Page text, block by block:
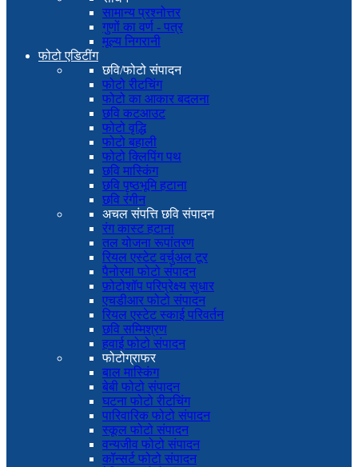
सामान्य प्रश्नोत्तर
गुणों का वर्ण - पत्र
मूल्य निगरानी
फोटो एडिटींग
छवि/फोटो संपादन
फोटो रीटचिंग
फोटो का आकार बदलना
छवि कटआउट
फोटो वृद्धि
फोटो बहाली
फोटो क्लिपिंग पथ
छवि मास्किंग
छवि पृष्ठभूमि हटाना
छवि रंगीन
अचल संपत्ति छवि संपादन
रंग कास्ट हटाना
तल योजना रूपांतरण
रियल एस्टेट वर्चुअल टूर
पैनोरमा फोटो संपादन
फ़ोटोशॉप परिप्रेक्ष्य सुधार
एचडीआर फोटो संपादन
रियल एस्टेट स्काई परिवर्तन
छवि सम्मिश्रण
हवाई फोटो संपादन
फोटोग्राफर
बाल मास्किंग
बेबी फोटो संपादन
घटना फोटो रीटचिंग
पारिवारिक फोटो संपादन
स्कूल फोटो संपादन
वन्यजीव फोटो संपादन
कॉन्सर्ट फोटो संपादन